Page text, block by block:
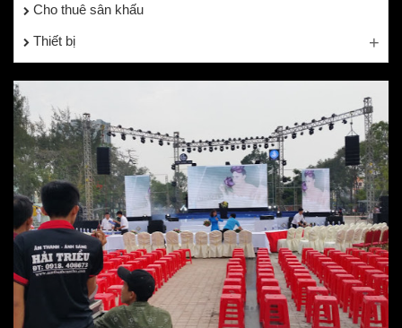
Cho thuê sân khấu
Thiết bị